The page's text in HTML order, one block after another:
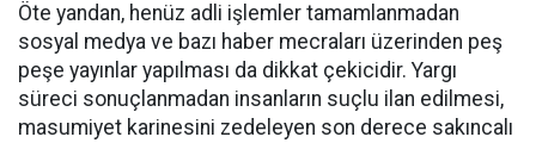
Öte yandan, henüz adli işlemler tamamlanmadan
sosyal medya ve bazı haber mecraları üzerinden peş
peşe yayınlar yapılması da dikkat çekicidir. Yargı
süreci sonuçlanmadan insanların suçlu ilan edilmesi,
masumiyet karinesini zedeleyen son derece sakıncalı